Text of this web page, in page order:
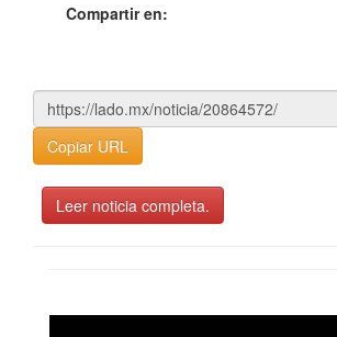
Compartir en:
Copiar URL
Leer noticia completa.